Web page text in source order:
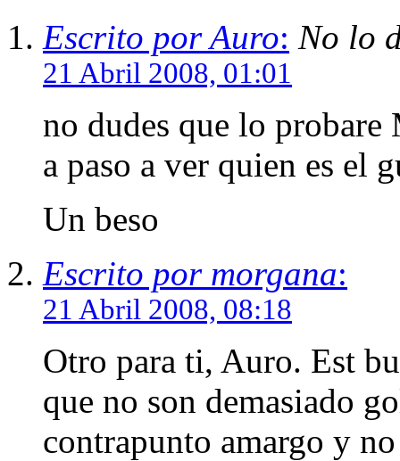
Escrito por Auro: No lo
21 Abril 2008, 01:01
no dudes que lo probare
a paso a ver quien es el
Un beso
Escrito por morgana:
21 Abril 2008, 08:18
Otro para ti, Auro. Est
que no son demasiado
contrapunto amargo y